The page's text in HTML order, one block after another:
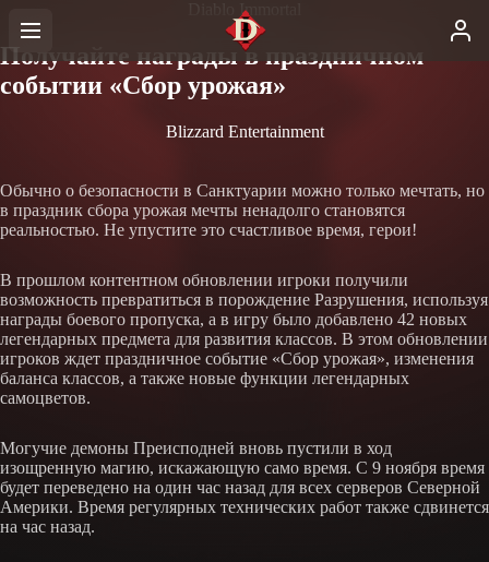
Diablo Immortal
Получайте награды в праздничном
событии «Сбор урожая»
Blizzard Entertainment
Обычно о безопасности в Санктуарии можно только мечтать, но
в праздник сбора урожая мечты ненадолго становятся
реальностью. Не упустите это счастливое время, герои!
В прошлом контентном обновлении игроки получили
возможность превратиться в порождение Разрушения, используя
награды боевого пропуска, а в игру было добавлено 42 новых
легендарных предмета для развития классов. В этом обновлении
игроков ждет праздничное событие «Сбор урожая», изменения
баланса классов, а также новые функции легендарных
самоцветов.
Могучие демоны Преисподней вновь пустили в ход
изощренную магию, искажающую само время. С 9 ноября время
будет переведено на один час назад для всех серверов Северной
Америки. Время регулярных технических работ также сдвинется
на час назад.